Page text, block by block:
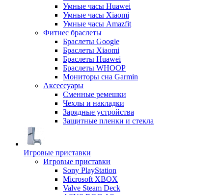
Умные часы Huawei
Умные часы Xiaomi
Умные часы Amazfit
Фитнес браслеты
Браслеты Google
Браслеты Xiaomi
Браслеты Huawei
Браслеты WHOOP
Мониторы сна Garmin
Аксессуары
Сменные ремешки
Чехлы и накладки
Зарядные устройства
Защитные пленки и стекла
Игровые приставки
Игровые приставки
Sony PlayStation
Microsoft XBOX
Valve Steam Deck